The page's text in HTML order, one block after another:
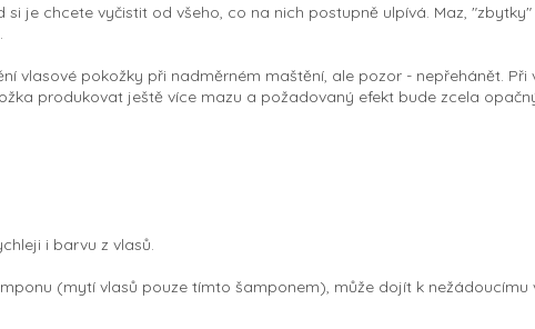
je chcete vyčistit od všeho, co na nich postupně ulpívá. Maz, "zbytky"
vlasové pokožky při nadměrném maštění, ale pozor - nepřehánět. Při
produkovat ještě více mazu a požadovaný efekt bude zcela
i barvu z vlasů.
(mytí vlasů pouze tímto šamponem), může dojít k nežádoucímu